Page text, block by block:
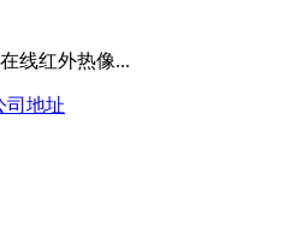
线红外热像...
司地址